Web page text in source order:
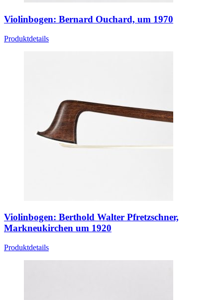
Violinbogen: Bernard Ouchard, um 1970
Produktdetails
Violinbogen: Berthold Walter Pfretzschner,
Markneukirchen um 1920
Produktdetails